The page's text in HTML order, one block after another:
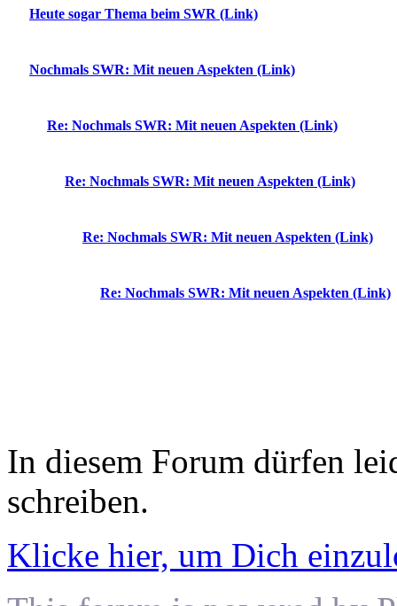
Heute sogar Thema beim SWR (Link)
Nochmals SWR: Mit neuen Aspekten (Link)
Re: Nochmals SWR: Mit neuen Aspekten (Link)
Re: Nochmals SWR: Mit neuen Aspekten (Link)
Re: Nochmals SWR: Mit neuen Aspekten (Link)
Re: Nochmals SWR: Mit neuen Aspekten (Link)
In diesem Forum dürfen
schreiben.
Klicke hier, um Dich